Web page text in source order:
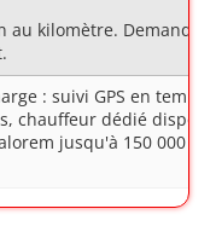
au kilomètre. Demandez
: suivi GPS en
chauffeur dédié
jusqu'à 150 000 €